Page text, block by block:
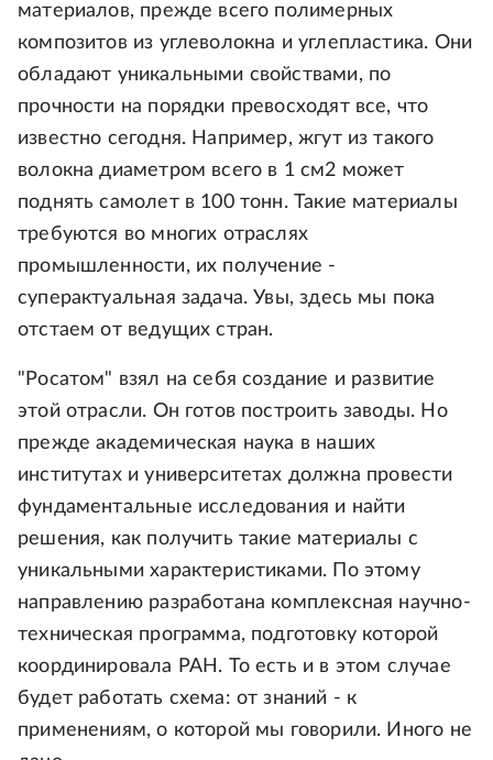
материалов, прежде всего полимерных
композитов из углеволокна и углепластика. Они
обладают уникальными свойствами, по
прочности на порядки превосходят все, что
известно сегодня. Например, жгут из такого
волокна диаметром всего в 1 см2 может
поднять самолет в 100 тонн. Такие материалы
требуются во многих отраслях
промышленности, их получение -
суперактуальная задача. Увы, здесь мы пока
отстаем от ведущих стран.
"Росатом" взял на себя создание и развитие
этой отрасли. Он готов построить заводы. Но
прежде академическая наука в наших
институтах и университетах должна провести
фундаментальные исследования и найти
решения, как получить такие материалы с
уникальными характеристиками. По этому
направлению разработана комплексная научно-
техническая программа, подготовку которой
координировала РАН. То есть и в этом случае
будет работать схема: от знаний - к
применениям, о которой мы говорили. Иного не